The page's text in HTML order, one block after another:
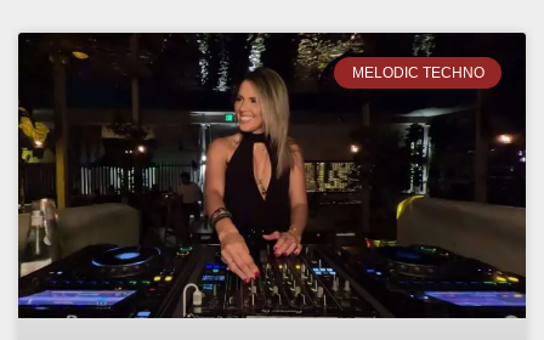
MELODIC TECHNO